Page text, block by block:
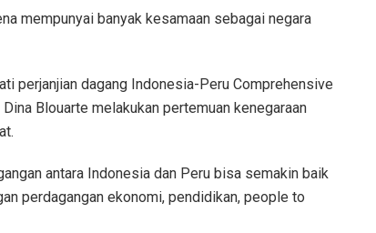
mempunyai banyak kesamaan sebagai negara
perjanjian dagang Indonesia-Peru Comprehensive
Blouarte melakukan pertemuan kenegaraan
antara Indonesia dan Peru bisa semakin baik
perdagangan ekonomi, pendidikan, people to